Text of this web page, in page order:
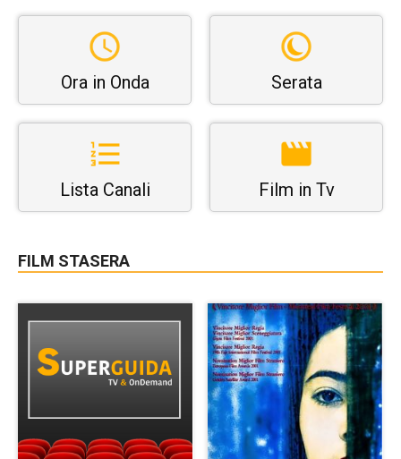
Ora in Onda Serata
Lista Canali Film in Tv
FILM STASERA